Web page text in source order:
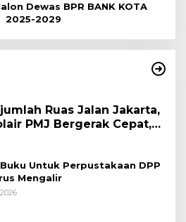
Dewas BPR BANK KOTA
2025-2029
Ruas Jalan Jakarta,
PMJ Bergerak Cepat,
Personel Secara
Untuk Perpustakaan DPP
Mengalir